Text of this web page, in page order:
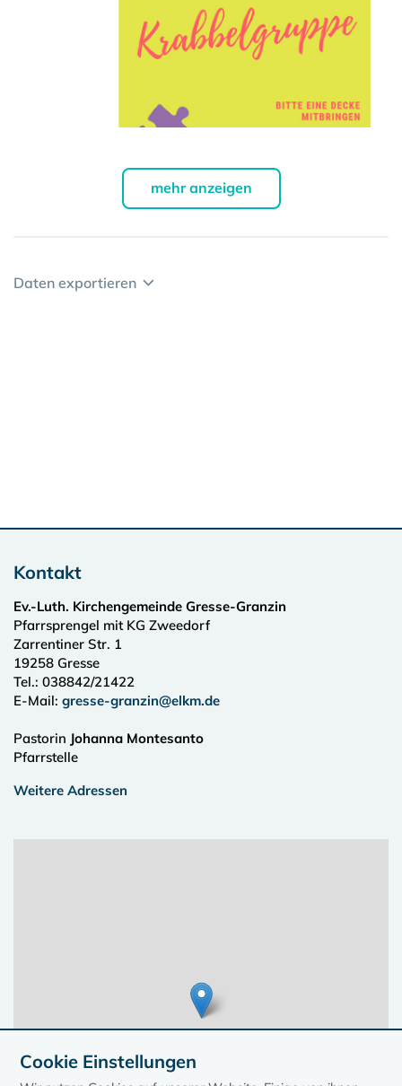
mehr anzeigen
Daten exportieren
Kontakt
Ev.-Luth. Kirchengemeinde Gresse-Granzin
Pfarrsprengel mit KG Zweedorf
Zarrentiner Str. 1
19258 Gresse
Tel.: 038842/21422
E-Mail: gresse-granzin@elkm.de
Pastorin Johanna Montesanto
Pfarrstelle
Weitere Adressen
Cookie Einstellungen